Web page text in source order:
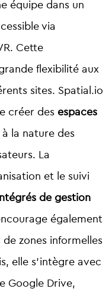
équipe dans un
via
Cette
flexibilité aux
sites. Spatial.io
créer des espaces
la nature des
La
et le suivi
de gestion
également
de zones informelles
elle s’intègre avec
Google Drive,